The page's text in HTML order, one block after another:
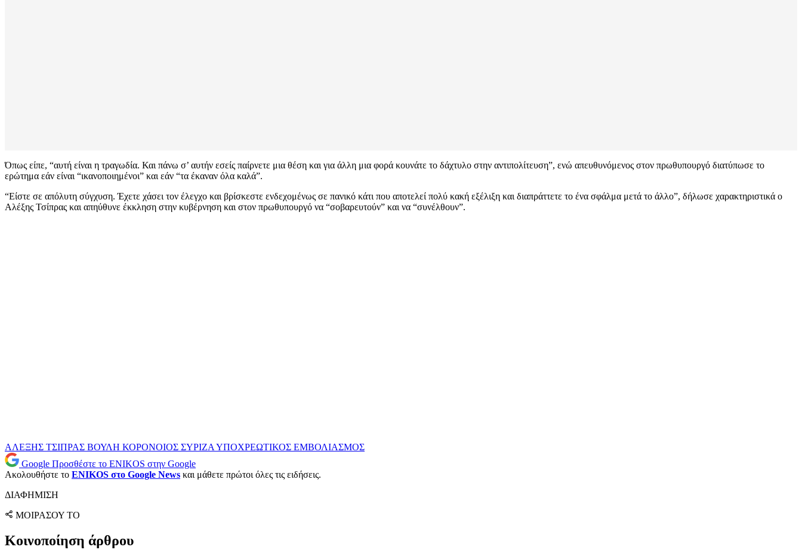
Όπως είπε, “αυτή είναι η τραγωδία. Και πάνω σ’ αυτήν εσείς παίρνετε μια θέση και για άλλη μια φορά κουνάτε το δάχτυλο στην αντιπολίτευση”, ενώ απευθυνόμενος στον πρωθυπουργό διατύπωσε το
ερώτημα εάν είναι “ικανοποιημένοι” και εάν “τα έκαναν όλα καλά”.
“Είστε σε απόλυτη σύγχυση. Έχετε χάσει τον έλεγχο και βρίσκεστε ενδεχομένως σε πανικό κάτι που αποτελεί πολύ κακή εξέλιξη και διαπράττετε το ένα σφάλμα μετά το άλλο”, δήλωσε χαρακτηριστικά ο
Αλέξης Τσίπρας και απηύθυνε έκκληση στην κυβέρνηση και στον πρωθυπουργό να “σοβαρευτούν” και να “συνέλθουν”.
ΑΛΕΞΗΣ ΤΣΙΠΡΑΣ ΒΟΥΛΗ ΚΟΡΟΝΟΙΟΣ ΣΥΡΙΖΑ ΥΠΟΧΡΕΩΤΙΚΟΣ ΕΜΒΟΛΙΑΣΜΟΣ
Google Προσθέστε το ENIKOS στην Google
Ακολουθήστε το ENIKOS στο Google News και μάθετε πρώτοι όλες τις ειδήσεις.
ΔΙΑΦΗΜΙΣΗ
ΜΟΙΡΑΣΟΥ ΤΟ
Κοινοποίηση άρθρου